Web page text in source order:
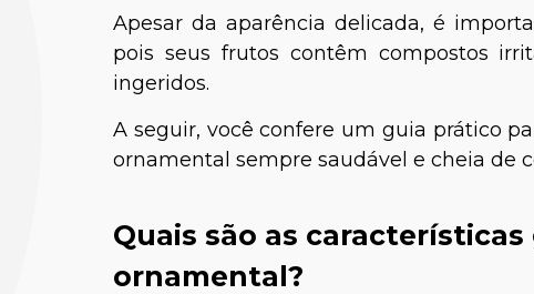
Apesar da aparência delicada, é
pois seus frutos contêm compostos
ingeridos.
A seguir, você confere um guia prático
ornamental sempre saudável e cheia de
Quais são as
ornamental?